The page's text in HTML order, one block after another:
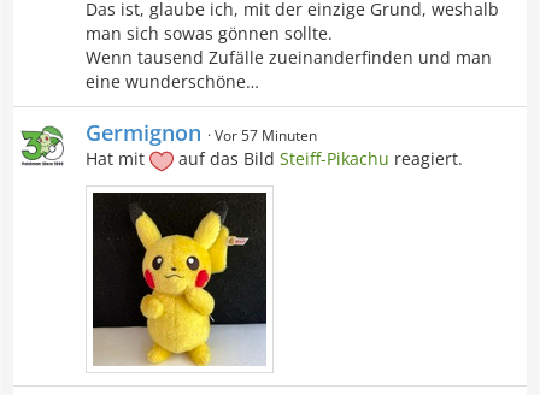
Das ist, glaube ich, mit der einzige Grund, weshalb
man sich sowas gönnen sollte.
Wenn tausend Zufälle zueinanderfinden und man
eine wunderschöne…
Germignon Vor 57 Minuten
Hat mit auf das Bild Steiff-Pikachu reagiert.